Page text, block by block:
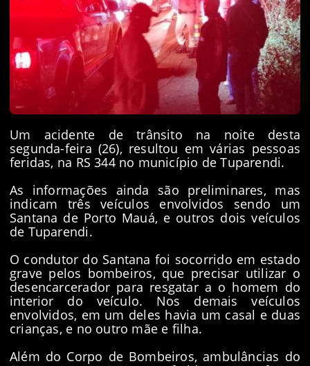
Um acidente de trânsito na noite desta
segunda-feira (26), resultou em várias pessoas
feridas, na RS 344 no município de Tuparendi.
As informações ainda são preliminares, mas
indicam três veículos envolvidos sendo um
Santana de Porto Mauá, e outros dois veículos
de Tuparendi.
O condutor do Santana foi socorrido em estado
grave pelos bombeiros, que precisar utilizar o
desencarcerador para resgatar a o homem do
interior do veículo. Nos demais veículos
envolvidos, em um deles havia um casal e duas
crianças, e no outro mãe e filha.
Além do Corpo de Bombeiros, ambulâncias do